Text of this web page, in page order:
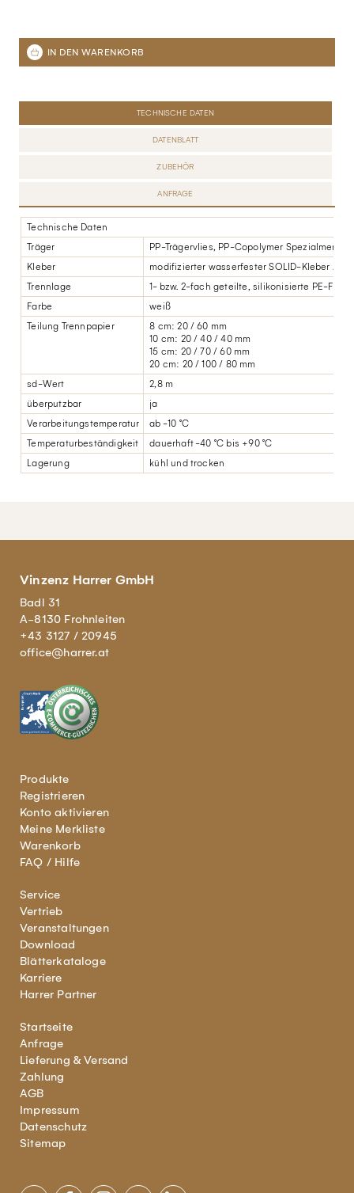
TECHNISCHE DATEN
DATENBLATT
ZUBEHÖR
ANFRAGE
Technische Daten
Träger
PP-Trägervlies, PP-Copolymer
Kleber
modifizierter wasserfester SOLID-Kleber /
Trennlage
1- bzw. 2-fach geteilte, silikonisierte PE-Folie
Farbe
weiß
Teilung Trennpapier
8 cm: 20 / 60 mm
10 cm: 20 / 40 / 40 mm
15 cm: 20 / 70 / 60 mm
20 cm: 20 / 100 / 80 mm
sd-Wert
2,8 m
überputzbar
ja
Verarbeitungstemperatur
ab -10 °C
Temperaturbeständigkeit
dauerhaft -40 °C bis +90 °C
Lagerung
kühl und trocken
Vinzenz Harrer GmbH
Badl 31
A-8130 Frohnleiten
+43 3127 / 20945
office@harrer.at
Produkte
Registrieren
Konto aktivieren
Meine Merkliste
Warenkorb
FAQ / Hilfe
Service
Vertrieb
Veranstaltungen
Download
Blätterkataloge
Karriere
Harrer Partner
Startseite
Anfrage
Lieferung & Versand
Zahlung
AGB
Impressum
Datenschutz
Sitemap